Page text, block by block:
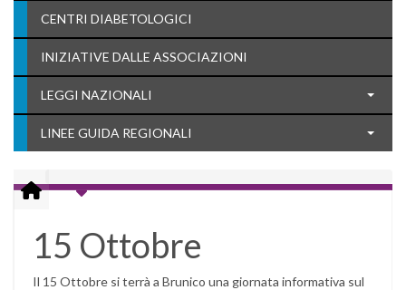
CENTRI DIABETOLOGICI
INIZIATIVE DALLE ASSOCIAZIONI
LEGGI NAZIONALI
LINEE GUIDA REGIONALI
15 Ottobre
Il 15 Ottobre si terrà a Brunico una giornata informativa sul